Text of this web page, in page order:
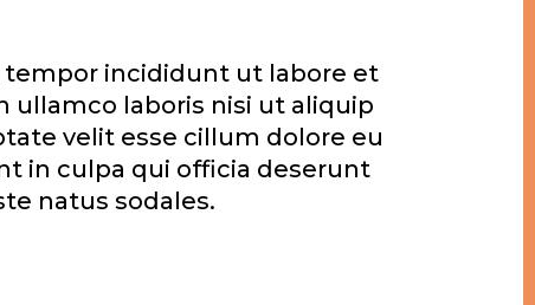
tempor incididunt ut labore et
ullamco laboris nisi ut aliquip
velit esse cillum dolore eu
in culpa qui officia deserunt
natus sodales.